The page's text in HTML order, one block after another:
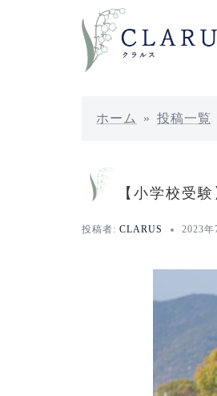
ホーム » 投稿一覧
【小学校受
投稿者: CLARUS 2023年